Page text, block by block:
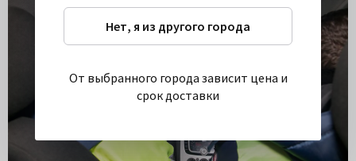
Нет, я из другого города
От выбранного города зависит цена и
срок доставки